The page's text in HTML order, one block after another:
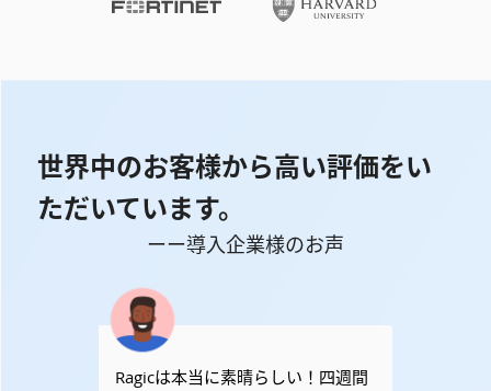
世界中のお客様から高い評価をい
ただいています。
ーー導入企業様のお声
Ragicは本当に素晴らしい！四週間